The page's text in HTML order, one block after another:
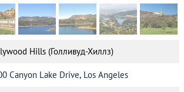
Hills (Голливуд-Хиллз)
Canyon Lake Drive, Los Angeles